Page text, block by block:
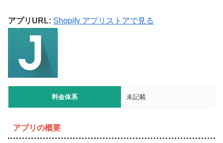
アプリURL: Shopify アプリストアで見る
料金体系 未記載
アプリの概要